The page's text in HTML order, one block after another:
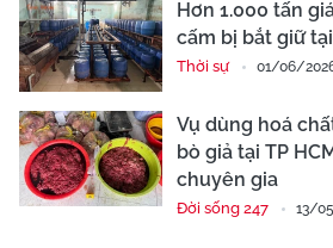
Hơn 1.000 tấn
cấm bị bắt giữ tại
Thời sự 01/06/2026
Vụ dùng hoá
bò giả tại TP
chuyên gia
Đời sống 247 13/